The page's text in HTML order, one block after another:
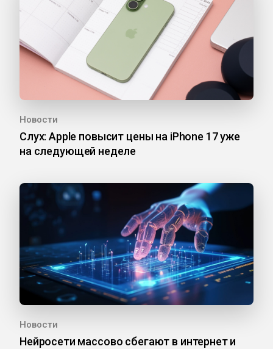
Новости
Слух: Apple повысит цены на iPhone 17 уже
на следующей неделе
Новости
Нейросети массово сбегают в интернет и